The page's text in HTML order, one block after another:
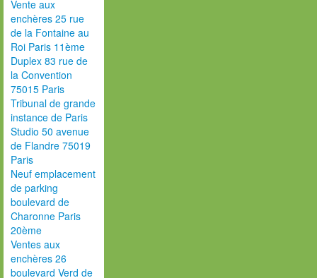
Vente aux
enchères 25 rue
de la Fontaine au
Roi Paris 11ème
Duplex 83 rue de
la Convention
75015 Paris
Tribunal de grande
instance de Paris
Studio 50 avenue
de Flandre 75019
Paris
Neuf emplacement
de parking
boulevard de
Charonne Paris
20ème
Ventes aux
enchères 26
boulevard Verd de